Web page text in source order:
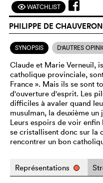
FWATCHLIST
PHILIPPE DE
SYNOPSIS D'AUTRES
Claude et Marie Verneuil,
catholique provinciale,
France ». Mais ils se sont
d'ouverture d'esprit. Les
difficiles à avaler quand
musulman, la deuxième
Leurs espoirs de voir
se cristallisent donc sur la
rencontrer un bon
Représentations